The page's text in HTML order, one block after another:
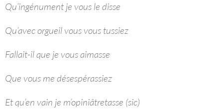
Qu’ingénument je vous le disse
Qu’avec orgueil vous vous tussiez
Fallait-il que je vous aimasse
Que vous me désespérassiez
Et qu’en vain je m’opiniâtretasse (sic)